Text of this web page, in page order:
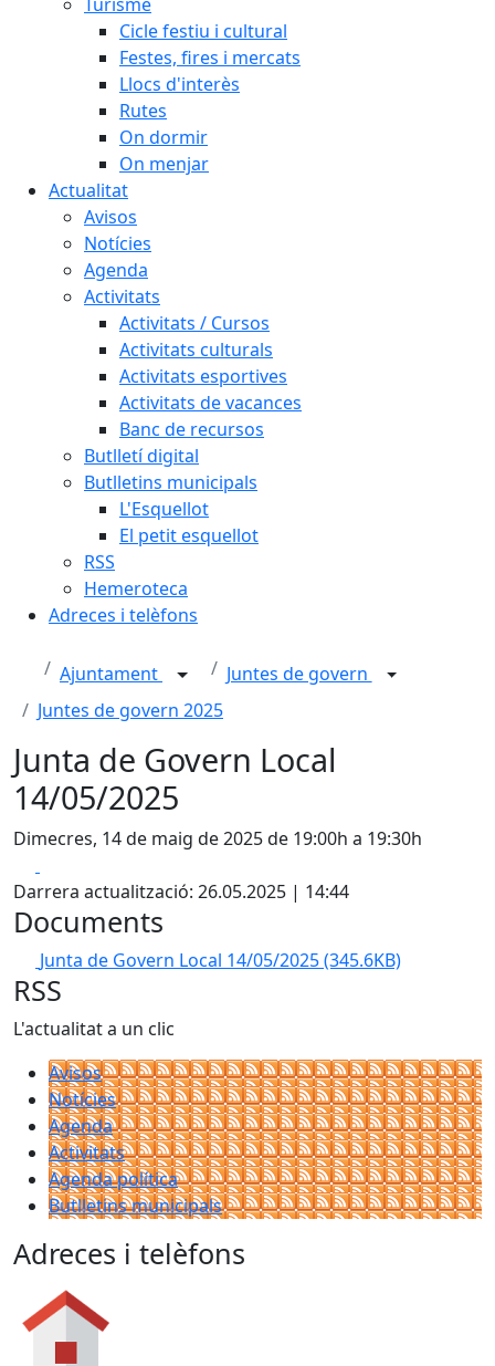
Cicle festiu i cultural
Festes, fires i mercats
Llocs d'interès
Rutes
On dormir
On menjar
Actualitat
Avisos
Notícies
Agenda
Activitats
Activitats / Cursos
Activitats culturals
Activitats esportives
Activitats de vacances
Banc de recursos
Butlletí digital
Butlletins municipals
L'Esquellot
El petit esquellot
RSS
Hemeroteca
Adreces i telèfons
Ajuntament
Juntes de govern
Juntes de govern 2025
Junta de Govern Local
14/05/2025
Dimecres, 14 de maig de 2025 de 19:00h a 19:30h
Darrera actualització: 26.05.2025 | 14:44
Documents
Junta de Govern Local 14/05/2025(345.6KB)
RSS
L'actualitat a un clic
Avisos
Notícies
Agenda
Activitats
Agenda política
Butlletins municipals
Adreces i telèfons